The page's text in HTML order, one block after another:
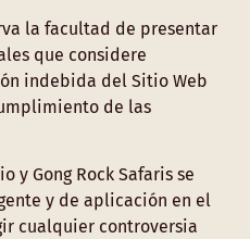
la facultad de presentar
que considere
indebida del Sitio Web
de las
y Gong Rock Safaris se
y de aplicación en el
cualquier controversia